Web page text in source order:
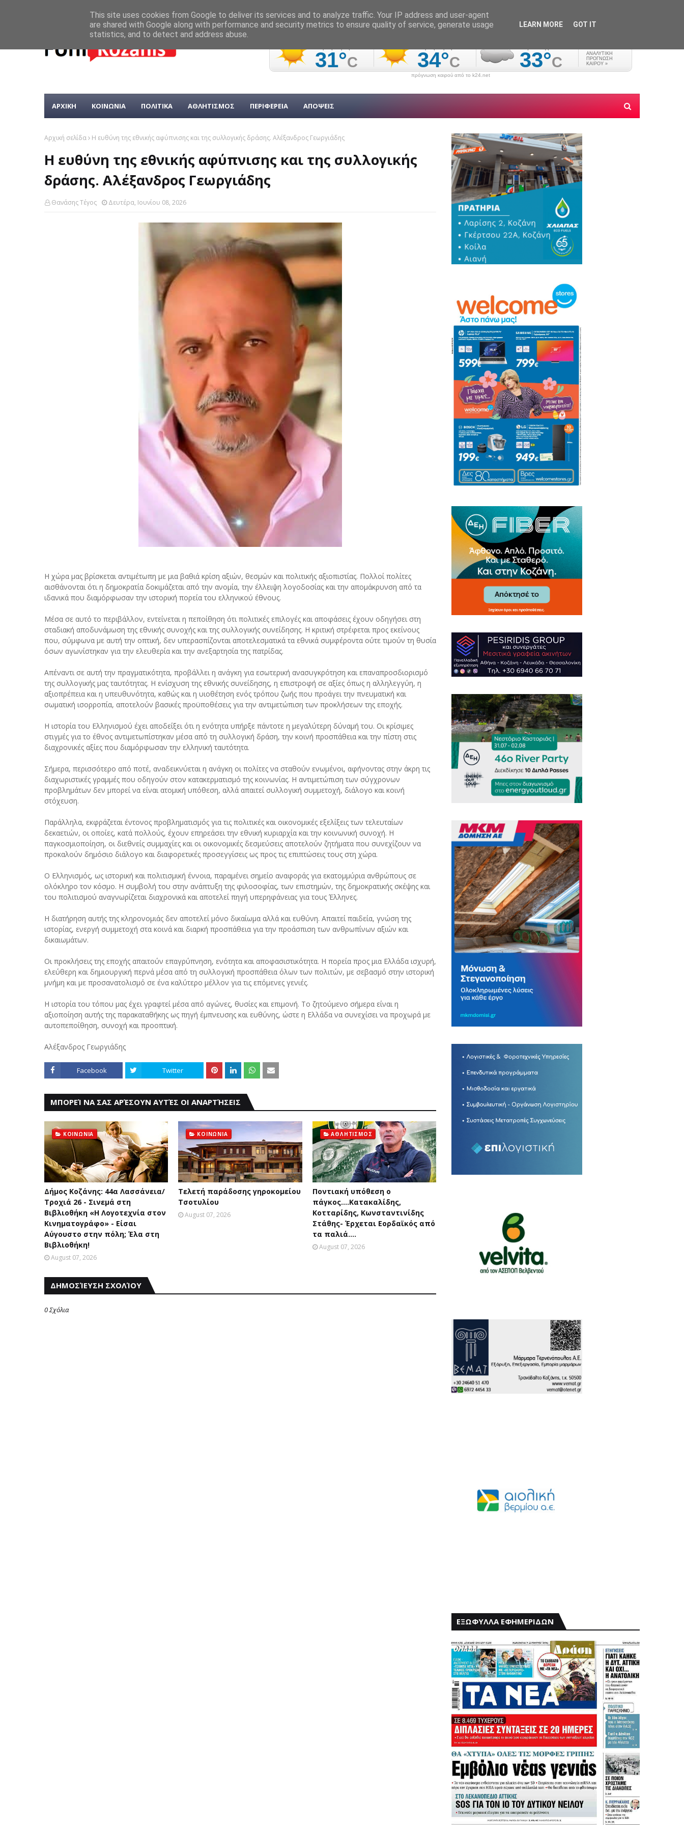
πρόγνωση καιρού από το k24.net
ΑΡΧΙΚΗ ΚΟΙΝΩΝΙΑ ΠΟΛΙΤΙΚΑ ΑΘΛΗΤΙΣΜΟΣ ΠΕΡΙΦΕΡΕΙΑ ΑΠΟΨΕΙΣ
Αρχική σελίδα Η ευθύνη της εθνικής αφύπνισης και της συλλογικής δράσης. Αλέξανδρος Γεωργιάδης
Η ευθύνη της εθνικής αφύπνισης και της συλλογικής
δράσης. Αλέξανδρος Γεωργιάδης
Θανάσης Τέγος Δευτέρα, Ιουνίου 08, 2026
Η χώρα μας βρίσκεται αντιμέτωπη με μια βαθιά κρίση αξιών, θεσμών και πολιτικής αξιοπιστίας. Πολλοί πολίτες
αισθάνονται ότι η δημοκρατία δοκιμάζεται από την ανομία, την έλλειψη λογοδοσίας και την απομάκρυνση από τα
ιδανικά που διαμόρφωσαν την ιστορική πορεία του ελληνικού έθνους.
Μέσα σε αυτό το περιβάλλον, εντείνεται η πεποίθηση ότι πολιτικές επιλογές και αποφάσεις έχουν οδηγήσει στη
σταδιακή αποδυνάμωση της εθνικής συνοχής και της συλλογικής συνείδησης. Η κριτική στρέφεται προς εκείνους
που, σύμφωνα με αυτή την οπτική, δεν υπερασπίζονται αποτελεσματικά τα εθνικά συμφέροντα ούτε τιμούν τη θυσία
όσων αγωνίστηκαν για την ελευθερία και την ανεξαρτησία της πατρίδας.
Απέναντι σε αυτή την πραγματικότητα, προβάλλει η ανάγκη για εσωτερική ανασυγκρότηση και επαναπροσδιορισμό
της συλλογικής μας ταυτότητας. Η ενίσχυση της εθνικής συνείδησης, η επιστροφή σε αξίες όπως η αλληλεγγύη, η
αξιοπρέπεια και η υπευθυνότητα, καθώς και η υιοθέτηση ενός τρόπου ζωής που προάγει την πνευματική και
σωματική ισορροπία, αποτελούν βασικές προϋποθέσεις για την αντιμετώπιση των προκλήσεων της εποχής.
Η ιστορία του Ελληνισμού έχει αποδείξει ότι η ενότητα υπήρξε πάντοτε η μεγαλύτερη δύναμή του. Οι κρίσιμες
στιγμές για το έθνος αντιμετωπίστηκαν μέσα από τη συλλογική δράση, την κοινή προσπάθεια και την πίστη στις
διαχρονικές αξίες που διαμόρφωσαν την ελληνική ταυτότητα.
Σήμερα, περισσότερο από ποτέ, αναδεικνύεται η ανάγκη οι πολίτες να σταθούν ενωμένοι, αφήνοντας στην άκρη τις
διαχωριστικές γραμμές που οδηγούν στον κατακερματισμό της κοινωνίας. Η αντιμετώπιση των σύγχρονων
προβλημάτων δεν μπορεί να είναι ατομική υπόθεση, αλλά απαιτεί συλλογική συμμετοχή, διάλογο και κοινή
στόχευση.
Παράλληλα, εκφράζεται έντονος προβληματισμός για τις πολιτικές και οικονομικές εξελίξεις των τελευταίων
δεκαετιών, οι οποίες, κατά πολλούς, έχουν επηρεάσει την εθνική κυριαρχία και την κοινωνική συνοχή. Η
παγκοσμιοποίηση, οι διεθνείς συμμαχίες και οι οικονομικές δεσμεύσεις αποτελούν ζητήματα που συνεχίζουν να
προκαλούν δημόσιο διάλογο και διαφορετικές προσεγγίσεις ως προς τις επιπτώσεις τους στη χώρα.
Ο Ελληνισμός, ως ιστορική και πολιτισμική έννοια, παραμένει σημείο αναφοράς για εκατομμύρια ανθρώπους σε
ολόκληρο τον κόσμο. Η συμβολή του στην ανάπτυξη της φιλοσοφίας, των επιστημών, της δημοκρατικής σκέψης και
του πολιτισμού αναγνωρίζεται διαχρονικά και αποτελεί πηγή υπερηφάνειας για τους Έλληνες.
Η διατήρηση αυτής της κληρονομιάς δεν αποτελεί μόνο δικαίωμα αλλά και ευθύνη. Απαιτεί παιδεία, γνώση της
ιστορίας, ενεργή συμμετοχή στα κοινά και διαρκή προσπάθεια για την προάσπιση των ανθρωπίνων αξιών και
δικαιωμάτων.
Οι προκλήσεις της εποχής απαιτούν επαγρύπνηση, ενότητα και αποφασιστικότητα. Η πορεία προς μια Ελλάδα ισχυρή,
ελεύθερη και δημιουργική περνά μέσα από τη συλλογική προσπάθεια όλων των πολιτών, με σεβασμό στην ιστορική
μνήμη και με προσανατολισμό σε ένα καλύτερο μέλλον για τις επόμενες γενιές.
Η ιστορία του τόπου μας έχει γραφτεί μέσα από αγώνες, θυσίες και επιμονή. Το ζητούμενο σήμερα είναι η
αξιοποίηση αυτής της παρακαταθήκης ως πηγή έμπνευσης και ευθύνης, ώστε η Ελλάδα να συνεχίσει να προχωρά με
αυτοπεποίθηση, συνοχή και προοπτική.
Αλέξανδρος Γεωργιάδης
Facebook Twitter
ΜΠΟΡΕΊ ΝΑ ΣΑΣ ΑΡΈΣΟΥΝ ΑΥΤΈΣ ΟΙ ΑΝΑΡΤΉΣΕΙΣ
ΚΟΙΝΩΝΙΑ
Δήμος Κοζάνης: 44α Λασσάνεια/
Τροχιά 26 - Σινεμά στη
Βιβλιοθήκη «Η Λογοτεχνία στον
Κινηματογράφο» - Είσαι
Αύγουστο στην πόλη; Έλα στη
Βιβλιοθήκη!
August 07, 2026
ΚΟΙΝΩΝΙΑ
Τελετή παράδοσης γηροκομείου
Τσοτυλίου
August 07, 2026
ΑΘΛΗΤΙΣΜΟΣ
Ποντιακή υπόθεση ο
πάγκος....Κατακαλίδης,
Κοτταρίδης, Κωνσταντινίδης
Στάθης- Έρχεται Εορδαϊκός από
τα παλιά....
August 07, 2026
ΔΗΜΟΣΊΕΥΣΗ ΣΧΟΛΊΟΥ
0 Σχόλια
ΕΞΩΦΥΛΛΑ ΕΦΗΜΕΡΙΔΩΝ
This site uses cookies from Google to deliver its services and to analyze traffic. Your IP address and user-agent
are shared with Google along with performance and security metrics to ensure quality of service, generate usage
statistics, and to detect and address abuse.
LEARN MORE GOT IT